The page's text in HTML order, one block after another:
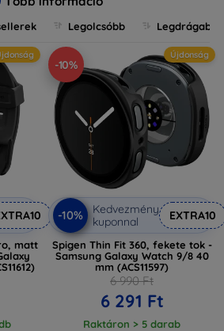
az okosórák széles
kielégít. Fedezze fel nálunk a
és modelleket, és válassza
eszközt!
Legolcsóbb Legdrágabb
matt
-10%
Újdonság
-10%
Kedvezmény
kuponnal
EXTRA10
Spigen Thin Fit 360, fekete tok -
Samsung Galaxy Watch 9/8 40
mm (ACS11597)
6 990 Ft
6 291 Ft
Raktáron > 5 darab